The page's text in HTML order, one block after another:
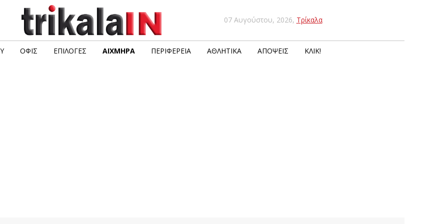
07 Αυγούστου, 2026, Τρίκαλα
ΟΦΙΣ ΕΠΙΛΟΓΈΣ ΑΙΧΜΗΡΆ ΠΕΡΙΦΈΡΕΙΑ ΑΘΛΗΤΙΚΆ ΑΠΌΨΕΙΣ ΚΛΙΚ!